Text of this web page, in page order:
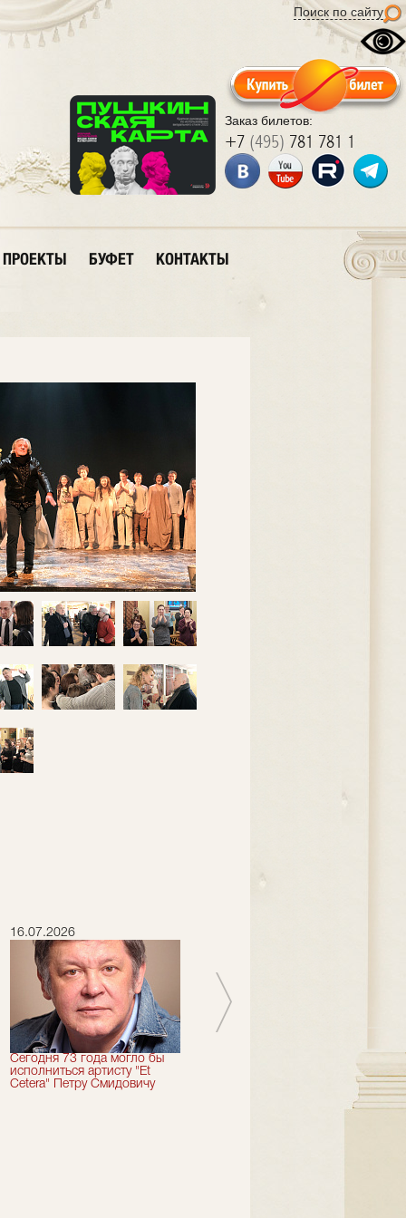
Поиск по сайту
Заказ билетов:
+7 (495) 781 781 1
ПРОЕКТЫ БУФЕТ КОНТАКТЫ
16.07.2026
Сегодня 73 года могло бы
исполниться артисту "Et
Cetera" Петру Смидовичу
отмечает актер "Et Cetera" -